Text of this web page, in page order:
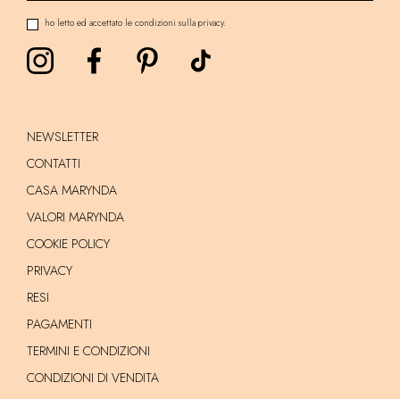
ho letto ed accettato le condizioni sulla privacy.
NEWSLETTER
CONTATTI
CASA MARYNDA
VALORI MARYNDA
COOKIE POLICY
PRIVACY
RESI
PAGAMENTI
TERMINI E CONDIZIONI
CONDIZIONI DI VENDITA